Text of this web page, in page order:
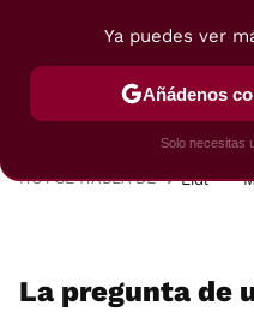
POSTRES VIAJES
HOY SE HABLA DE Lidl
La pregunta de
Ya puedes ver
Añádenos
Solo necesitas